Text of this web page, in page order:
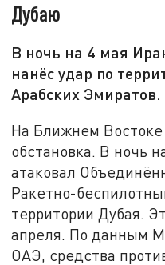
Дубаю
В ночь на 4 мая
нанёс удар по
Арабских Эмиратов.
На Ближнем Востоке
обстановка. В ночь
атаковал
Ракетно-
территории Дубая.
апреля. По данным
ОАЭ, средства